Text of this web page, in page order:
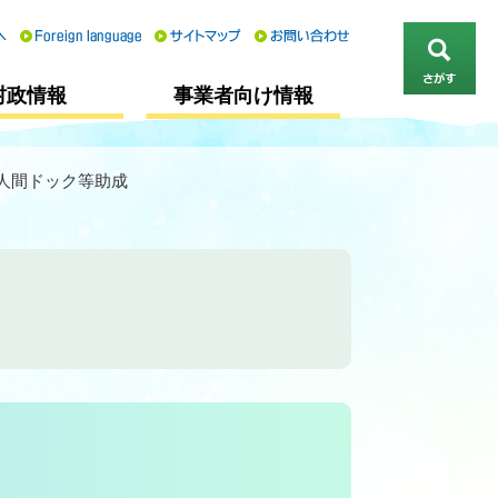
政情報 事業者向け情報
が
す
間ドック等助成